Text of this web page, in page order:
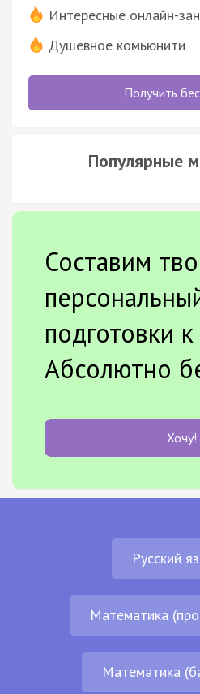
Интересные онлайн-
Душевное комьюнити
Получить
Популярные
Составим
подготовки
Абсолютно
Хочу!
Русский
Математика
Математика